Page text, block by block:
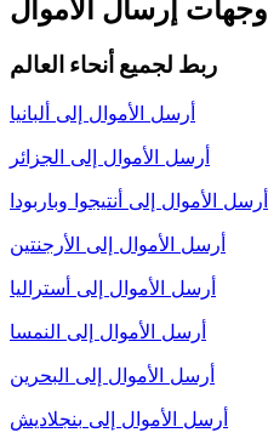
وجهات إرسال الأموال
ربط لجميع أنحاء العالم
أرسل الأموال إلى ألبانيا
أرسل الأموال إلى الجزائر
أرسل الأموال إلى أنتيجوا وباربودا
أرسل الأموال إلى الأرجنتين
أرسل الأموال إلى أستراليا
أرسل الأموال إلى النمسا
أرسل الأموال إلى البحرين
أرسل الأموال إلى بنجلاديش